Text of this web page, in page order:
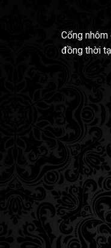
Cổng
đồng thời